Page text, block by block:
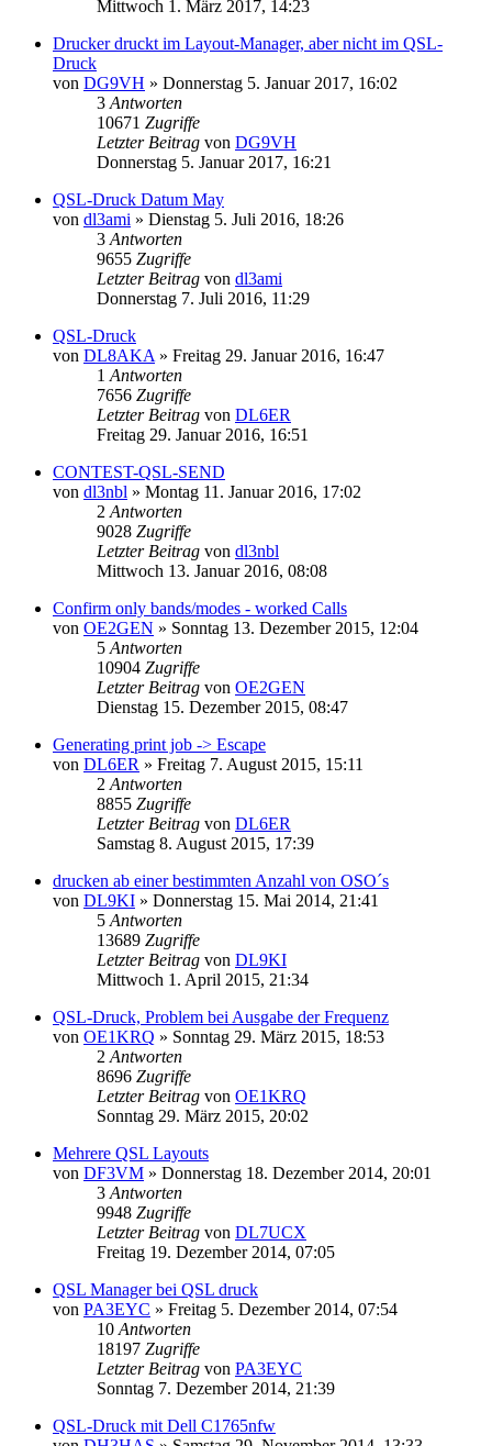
Mittwoch 1. März 2017, 14:23
Drucker druckt im Layout-Manager, aber nicht im QSL-
Druck
von DG9VH » Donnerstag 5. Januar 2017, 16:02
3 Antworten
10671 Zugriffe
Letzter Beitrag von DG9VH
Donnerstag 5. Januar 2017, 16:21
QSL-Druck Datum May
von dl3ami » Dienstag 5. Juli 2016, 18:26
3 Antworten
9655 Zugriffe
Letzter Beitrag von dl3ami
Donnerstag 7. Juli 2016, 11:29
QSL-Druck
von DL8AKA » Freitag 29. Januar 2016, 16:47
1 Antworten
7656 Zugriffe
Letzter Beitrag von DL6ER
Freitag 29. Januar 2016, 16:51
CONTEST-QSL-SEND
von dl3nbl » Montag 11. Januar 2016, 17:02
2 Antworten
9028 Zugriffe
Letzter Beitrag von dl3nbl
Mittwoch 13. Januar 2016, 08:08
Confirm only bands/modes - worked Calls
von OE2GEN » Sonntag 13. Dezember 2015, 12:04
5 Antworten
10904 Zugriffe
Letzter Beitrag von OE2GEN
Dienstag 15. Dezember 2015, 08:47
Generating print job -> Escape
von DL6ER » Freitag 7. August 2015, 15:11
2 Antworten
8855 Zugriffe
Letzter Beitrag von DL6ER
Samstag 8. August 2015, 17:39
drucken ab einer bestimmten Anzahl von OSO´s
von DL9KI » Donnerstag 15. Mai 2014, 21:41
5 Antworten
13689 Zugriffe
Letzter Beitrag von DL9KI
Mittwoch 1. April 2015, 21:34
QSL-Druck, Problem bei Ausgabe der Frequenz
von OE1KRQ » Sonntag 29. März 2015, 18:53
2 Antworten
8696 Zugriffe
Letzter Beitrag von OE1KRQ
Sonntag 29. März 2015, 20:02
Mehrere QSL Layouts
von DF3VM » Donnerstag 18. Dezember 2014, 20:01
3 Antworten
9948 Zugriffe
Letzter Beitrag von DL7UCX
Freitag 19. Dezember 2014, 07:05
QSL Manager bei QSL druck
von PA3EYC » Freitag 5. Dezember 2014, 07:54
10 Antworten
18197 Zugriffe
Letzter Beitrag von PA3EYC
Sonntag 7. Dezember 2014, 21:39
QSL-Druck mit Dell C1765nfw